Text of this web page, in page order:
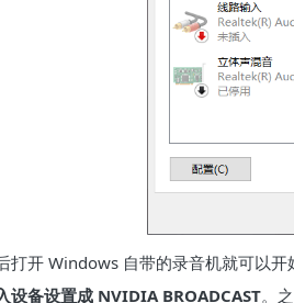
打开 Windows 自带的录音机就可以开
设备设置成 NVIDIA BROADCAST。